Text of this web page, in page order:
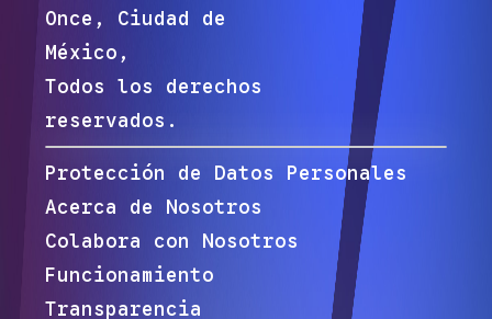
Once, Ciudad de
México,
Todos los derechos
reservados.
Protección de Datos Personales
Acerca de Nosotros
Colabora con Nosotros
Funcionamiento
Transparencia